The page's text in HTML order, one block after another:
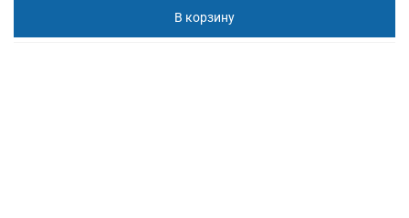
В корзину